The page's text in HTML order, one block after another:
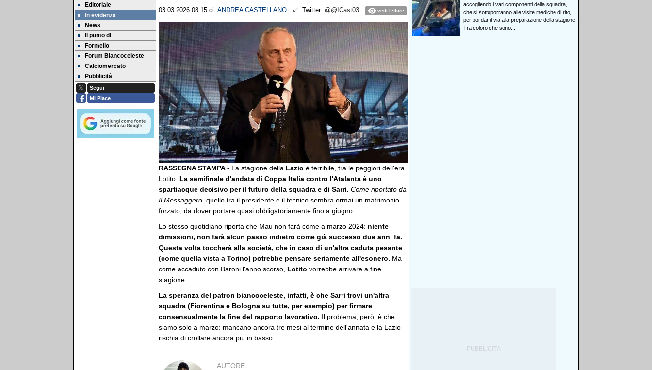
Editoriale
In evidenza
News
Il punto di
Formello
Forum Biancoceleste
Calciomercato
Pubblicità
Segui
Mi Piace
03.03.2026 08:15 di ANDREA CASTELLANO Twitter: @@ICast03 vedi letture
RASSEGNA STAMPA - La stagione della Lazio è terribile, tra le peggiori dell'era
Lotito. La semifinale d'andata di Coppa Italia contro l'Atalanta è uno
spartiacque decisivo per il futuro della squadra e di Sarri. Come riportato da
Il Messaggero, quello tra il presidente e il tecnico sembra ormai un matrimonio
forzato, da dover portare quasi obbligatoriamente fino a giugno.
Lo stesso quotidiano riporta che Mau non farà come a marzo 2024: niente
dimissioni, non farà alcun passo indietro come già successo due anni fa.
Questa volta toccherà alla società, che in caso di un'altra caduta pesante
(come quella vista a Torino) potrebbe pensare seriamente all'esonero. Ma
come accaduto con Baroni l'anno scorso, Lotito vorrebbe arrivare a fine
stagione.
La speranza del patron biancoceleste, infatti, è che Sarri trovi un'altra
squadra (Fiorentina e Bologna su tutte, per esempio) per firmare
consensualmente la fine del rapporto lavorativo. Il problema, però, è che
siamo solo a marzo: mancano ancora tre mesi al termine dell'annata e la Lazio
rischia di crollare ancora più in basso.
AUTORE
accogliendo i vari componenti della squadra,
che si sottoporranno alle visite mediche di rito,
per poi dar il via alla preparazione della stagione.
Tra coloro che sono...